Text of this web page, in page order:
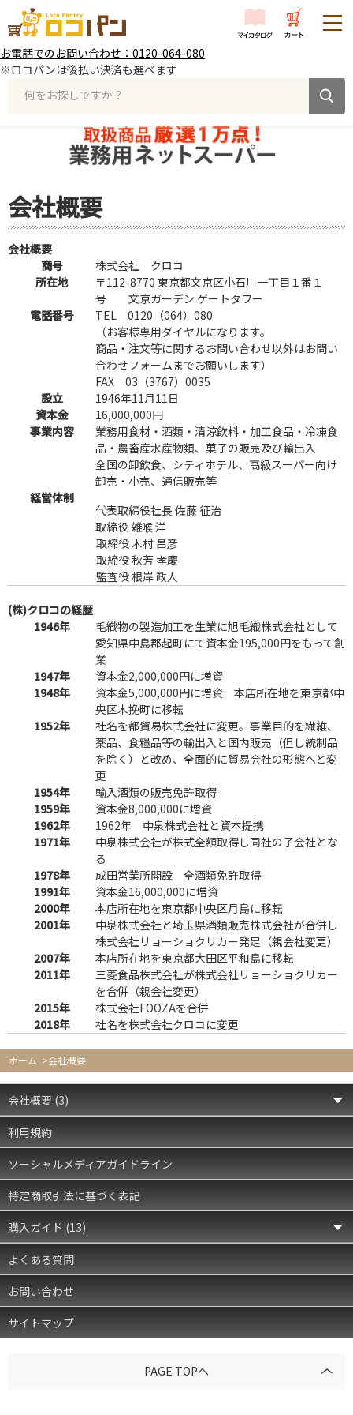
お電話でのお問い合わせ：0120-064-080
※ロコパンは後払い決済も選べます
何をお探しですか？
会社概要
会社概要
商号
株式会社 クロコ
所在地
〒112-8770 東京都文京区小石川一丁目１番１
号 文京ガーデン ゲートタワー
電話番号
TEL 0120（064）080
（お客様専用ダイヤルになります。
商品・注文等に関するお問い合わせ以外はお問い
合わせフォームまでお願いします）
FAX 03（3767）0035
設立
1946年11月11日
資本金
16,000,000円
事業内容
業務用食材・酒類・清涼飲料・加工食品・冷凍食
品・農畜産水産物類、菓子の販売及び輸出入
全国の卸飲食、シティホテル、高級スーパー向け
卸売・小売、通信販売等
経営体制
代表取締役社長 佐藤 征治
取締役 雑喉 洋
取締役 木村 昌彦
取締役 秋芳 孝慶
監査役 根岸 政人
(株)クロコの経歴
1946年
毛織物の製造加工を生業に旭毛織株式会社として
愛知県中島郡起町にて資本金195,000円をもって創
業
1947年
資本金2,000,000円に増資
1948年
資本金5,000,000円に増資 本店所在地を東京都中
央区木挽町に移転
1952年
社名を都貿易株式会社に変更。事業目的を繊維、
薬品、食糧品等の輸出入と国内販売（但し統制品
を除く）と改め、全面的に貿易会社の形態へと変
更
1954年
輸入酒類の販売免許取得
1959年
資本金8,000,000に増資
1962年
1962年 中泉株式会社と資本提携
1971年
中泉株式会社が株式全額取得し同社の子会社とな
る
1978年
成田営業所開設 全酒類免許取得
1991年
資本金16,000,000に増資
2000年
本店所在地を東京都中央区月島に移転
2001年
中泉株式会社と埼玉県酒類販売株式会社が合併し
株式会社リョーショクリカー発足（親会社変更）
2007年
本店所在地を東京都大田区平和島に移転
2011年
三菱食品株式会社が株式会社リョーショクリカー
を合併（親会社変更）
2015年
株式会社FOOZAを合併
2018年
社名を株式会社クロコに変更
ホーム >会社概要
会社概要 (3)
利用規約
ソーシャルメディアガイドライン
特定商取引法に基づく表記
購入ガイド (13)
よくある質問
お問い合わせ
サイトマップ
PAGE TOPへ